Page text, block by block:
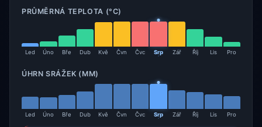
PRŮMĚRNÁ TEPLOTA (°C)
Led Úno Bře Dub Kvě Čvn Čvc Srp Zář Říj Lis Pro
ÚHRN SRÁŽEK (MM)
Led Úno Bře Dub Kvě Čvn Čvc Srp Zář Říj Lis Pro